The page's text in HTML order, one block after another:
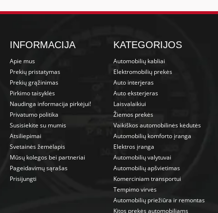
INFORMACIJA
Apie mus
Prekių pristatymas
Prekių grąžinimas
Pirkimo taisyklės
Naudinga informacija pirkėjui!
Privatumo politika
Susisiekite su mumis
Atsiliepimai
Svetainės žemėlapis
Mūsų kolegos bei partneriai
Pageidavimų sąrašas
Prisijungti
KATEGORIJOS
Automobilių kabliai
Elektromobilių prekės
Auto interjeras
Auto eksterjeras
Laisvalaikiui
Žiemos prekės
Vaikiškos automobilinės kėdutės
Automobilių komforto įranga
Elektros įranga
Automobilių valytuvai
Automobilių apšvietimas
Komerciniam transportui
Tempimo virvės
Automobilių priežiūra ir remontas
Kitos prekės automobiliams